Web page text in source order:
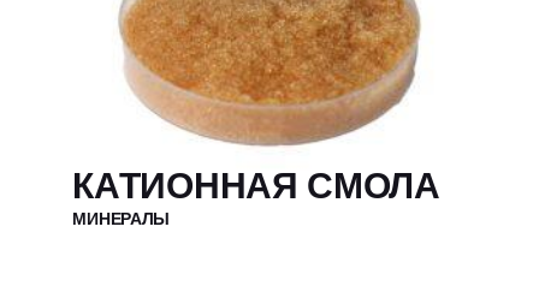
КАТИОННАЯ СМОЛА
МИНЕРАЛЫ